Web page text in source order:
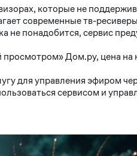
которые не
современные тв-
не понадобится, сервис
Дом.ру, цена на
для управления эфиром
сервисом и